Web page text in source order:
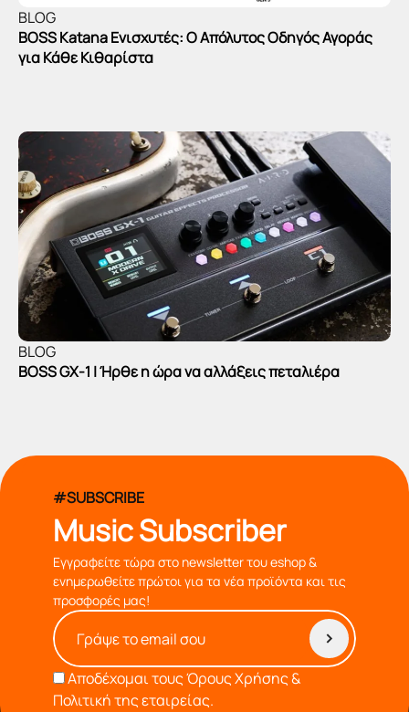
BLOG
BOSS Katana Ενισχυτές: Ο Απόλυτος Οδηγός Αγοράς
για Κάθε Κιθαρίστα
BLOG
BOSS GX-1 | Ήρθε η ώρα να αλλάξεις πεταλιέρα
#SUBSCRIBE
Music Subscriber
Εγγραφείτε τώρα στο newsletter του eshop &
ενημερωθείτε πρώτοι για τα νέα προϊόντα και τις
προσφορές μας!
Αποδέχομαι τουςΌρους Χρήσης &
Πολιτική της εταιρείας.